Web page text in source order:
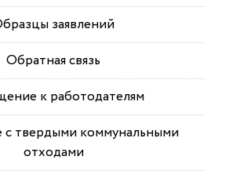
заявлений
Обратная связь
к работодателям
твердыми коммунальными
отходами